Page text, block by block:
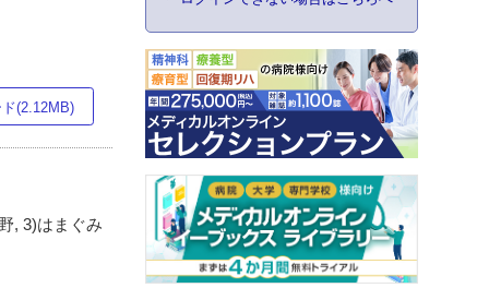
(2.12MB)
, 3)はまぐみ